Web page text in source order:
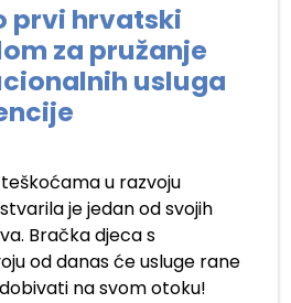
prvi hrvatski
za pružanje
usluga
u razvoju
je jedan od svojih
Bračka djeca s
od danas će usluge rane
na svom otoku!